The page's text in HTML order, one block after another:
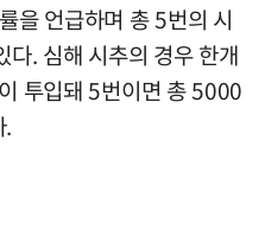
을 언급하며 총 5번의 시
다. 심해 시추의 경우 한개
투입돼 5번이면 총 5000
.